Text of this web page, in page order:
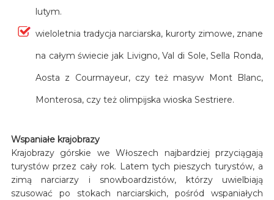
lutym.
wieloletnia tradycja narciarska, kurorty zimowe, znane
na całym świecie jak Livigno, Val di Sole, Sella Ronda,
Aosta z Courmayeur, czy też masyw Mont Blanc,
Monterosa, czy też olimpijska wioska Sestriere.
Wspaniałe krajobrazy
Krajobrazy górskie we Włoszech najbardziej przyciągają
turystów przez cały rok. Latem tych pieszych turystów, a
zimą narciarzy i snowboardzistów, którzy uwielbiają
szusować po stokach narciarskich, pośród wspaniałych